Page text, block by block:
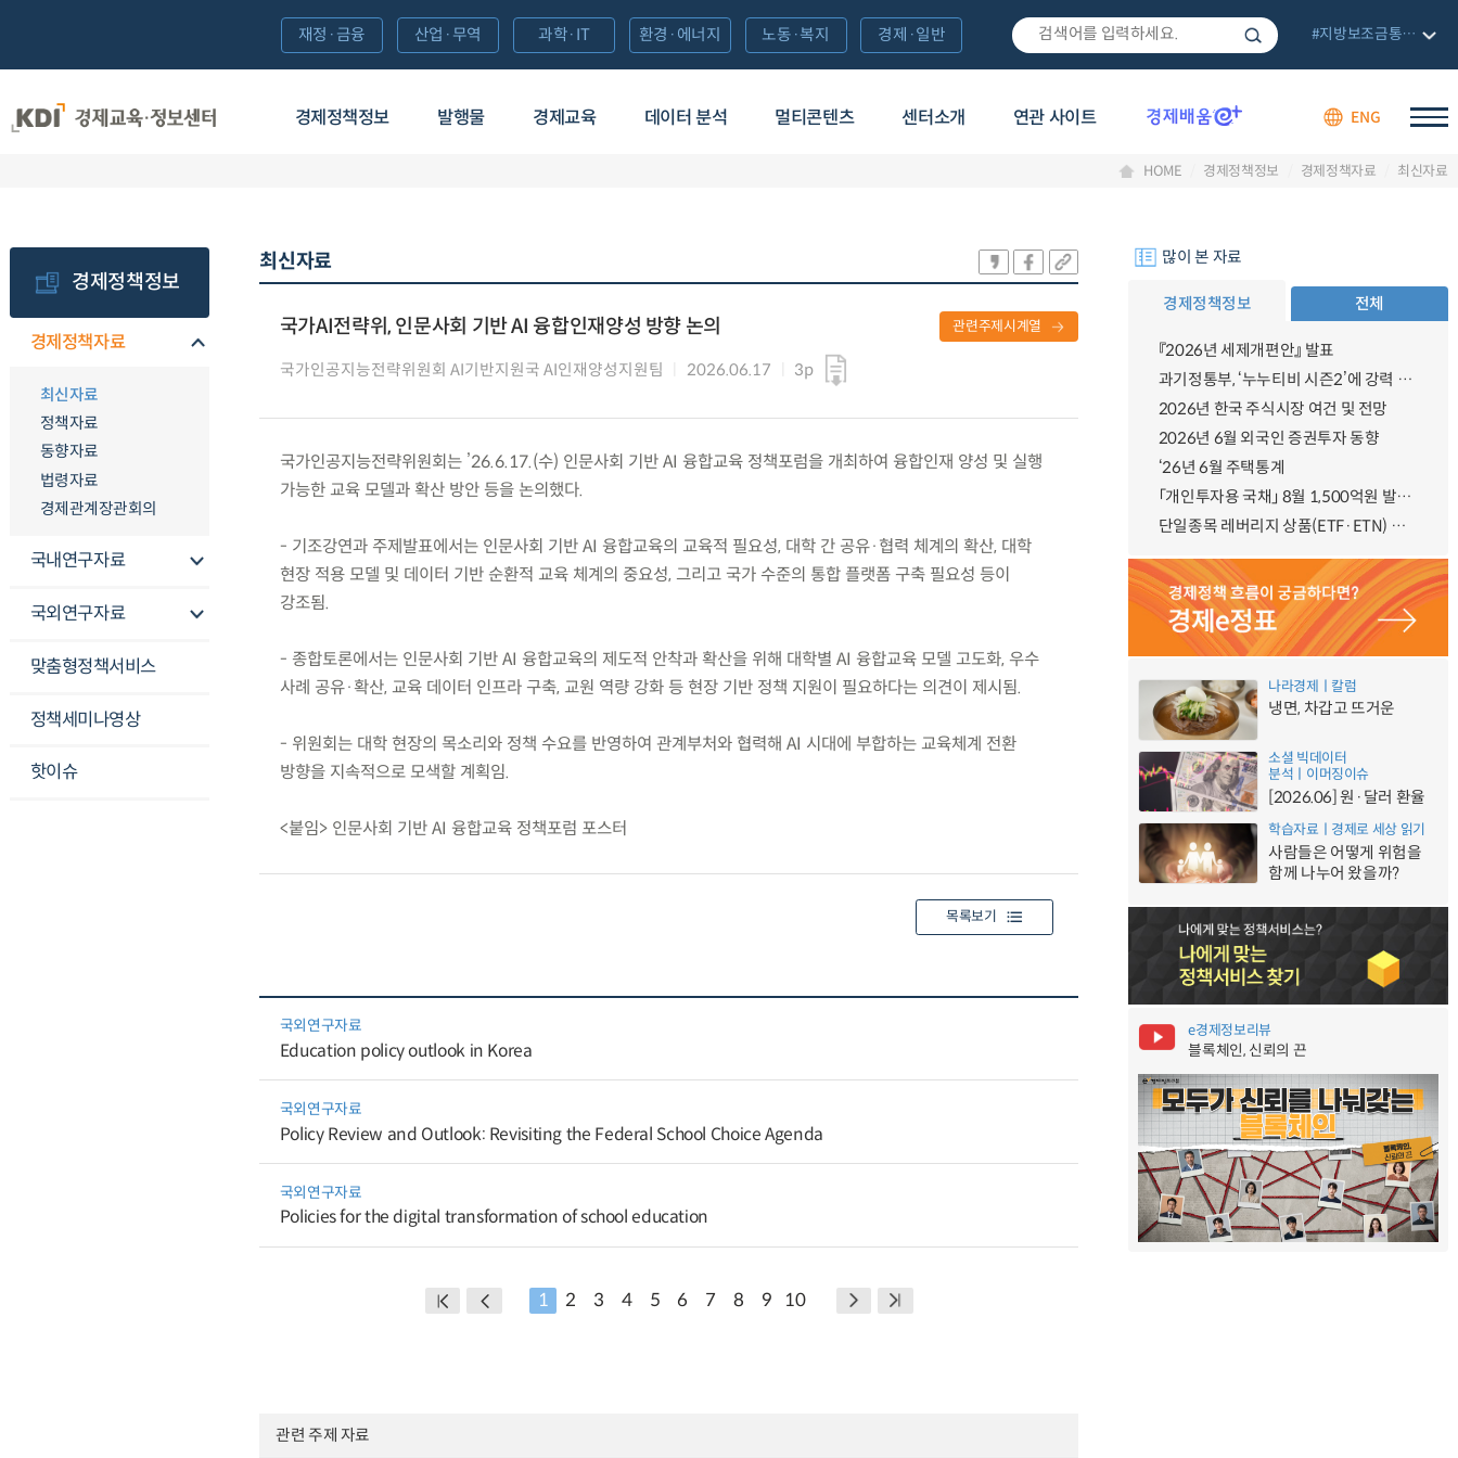
경제정책정보 발행물 경제교육 데이터 분석 멀티콘텐츠 센터소개 연관 사이트 ENG
재정·금융 산업·무역 과학·IT 환경·에너지 노동·복지 경제·일반 #지방보조금통합관리망
HOME 경제정책정보 경제정책자료 최신자료
경제정책정보
경제정책자료
최신자료
정책자료
동향자료
법령자료
경제관계장관회의
국내연구자료
국외연구자료
맞춤형정책서비스
정책세미나영상
핫이슈
최신자료
국가AI전략위, 인문사회 기반 AI 융합인재양성 방향 논의
국가인공지능전략위원회 AI기반지원국 AI인재양성지원팀 2026.06.17 3p
관련주제시계열
국가인공지능전략위원회는 ’26.6.17.(수) 인문사회 기반 AI 융합교육 정책포럼을 개최하여 융합인재 양성 및 실행
가능한 교육 모델과 확산 방안 등을 논의했다.
- 기조강연과 주제발표에서는 인문사회 기반 AI 융합교육의 교육적 필요성, 대학 간 공유·협력 체계의 확산, 대학
현장 적용 모델 및 데이터 기반 순환적 교육 체계의 중요성, 그리고 국가 수준의 통합 플랫폼 구축 필요성 등이
강조됨.
- 종합토론에서는 인문사회 기반 AI 융합교육의 제도적 안착과 확산을 위해 대학별 AI 융합교육 모델 고도화, 우수
사례 공유·확산, 교육 데이터 인프라 구축, 교원 역량 강화 등 현장 기반 정책 지원이 필요하다는 의견이 제시됨.
- 위원회는 대학 현장의 목소리와 정책 수요를 반영하여 관계부처와 협력해 AI 시대에 부합하는 교육체계 전환
방향을 지속적으로 모색할 계획임.
<붙임> 인문사회 기반 AI 융합교육 정책포럼 포스터
목록보기
국외연구자료
Education policy outlook in Korea
국외연구자료
Policy Review and Outlook: Revisiting the Federal School Choice Agenda
국외연구자료
Policies for the digital transformation of school education
1 2 3 4 5 6 7 8 9 10
관련 주제 자료
많이 본 자료
경제정책정보 전체
『2026년 세제개편안』 발표
과기정통부, ‘누누티비 시즌2’에 강력 대응 의지 밝혀
2026년 한국 주식시장 여건 및 전망
2026년 6월 외국인 증권투자 동향
‘26년 6월 주택통계
「개인투자용 국채」 8월 1,500억원 발행 예정
단일종목 레버리지 상품(ETF·ETN) 기본예탁금 강화 조기시행 방안 안내
나라경제ㅣ칼럼
냉면, 차갑고 뜨거운
소셜 빅데이터
분석ㅣ이머징이슈
[2026.06] 원·달러 환율
학습자료ㅣ경제로 세상 읽기
사람들은 어떻게 위험을
함께 나누어 왔을까?
e경제정보리뷰
블록체인, 신뢰의 끈